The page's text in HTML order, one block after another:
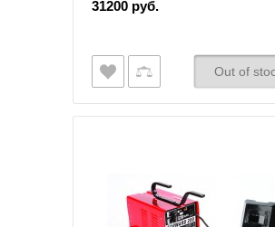
31200 руб.
Out of